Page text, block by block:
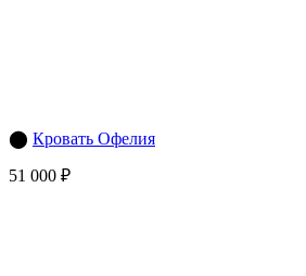
⬤ Кровать Офелия
51 000 ₽